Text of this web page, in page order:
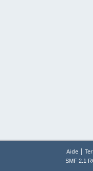
Aide|
SMF 2.1